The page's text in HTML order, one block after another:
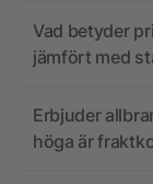
Vad betyder
jämfört med
Erbjuder
höga är